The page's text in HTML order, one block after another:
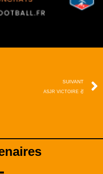
SUIVANT
ASJR VICTOIRE ✌️